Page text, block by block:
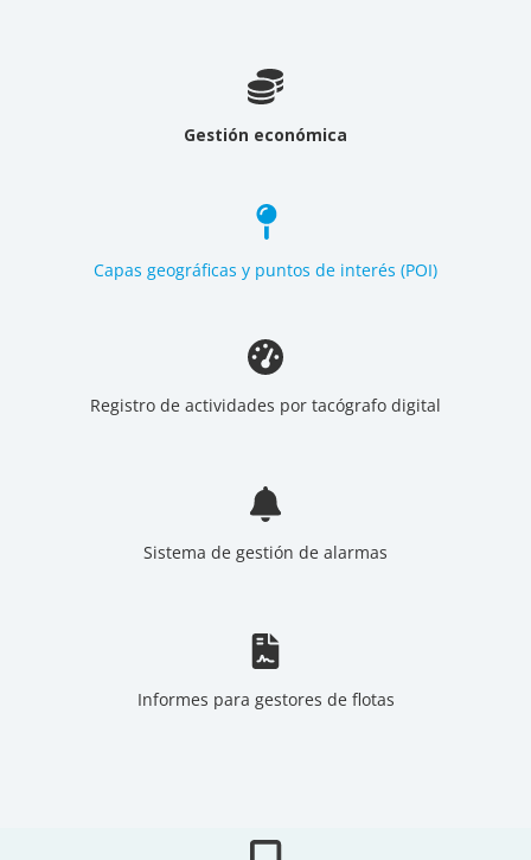
Gestión económica
Capas geográficas y puntos de interés (POI)
Registro de actividades por tacógrafo digital
Sistema de gestión de alarmas
Informes para gestores de flotas